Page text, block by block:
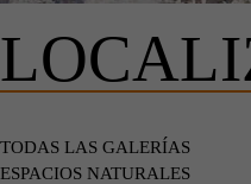
TODAS LAS GALERÍAS
ESPACIOS NATURALES